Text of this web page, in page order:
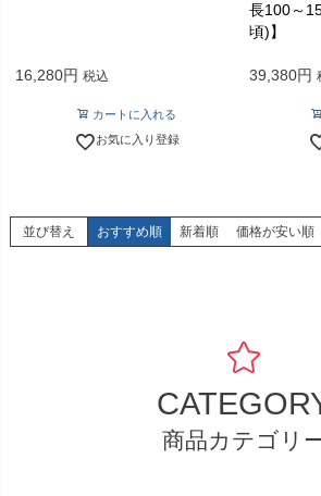
16,280 税込
カートに入れる
お気に入り登録
長100～
頃)】
39,380
並び替え おすすめ順 新着順 価格が安い順
商品カテゴリ